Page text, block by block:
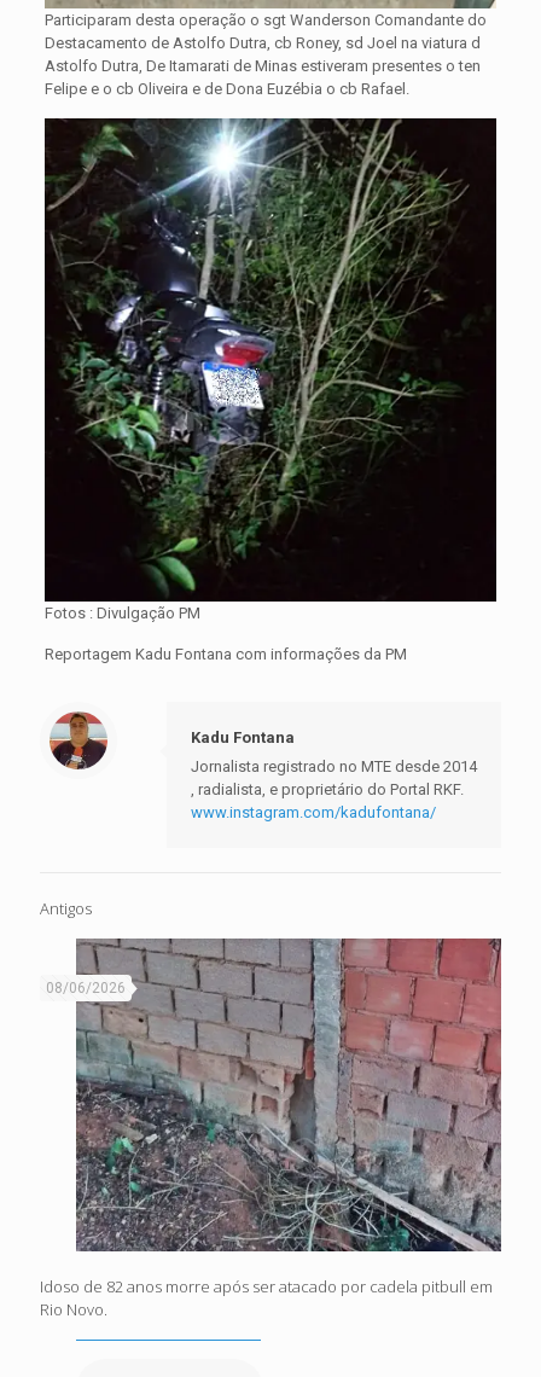
Participaram desta operação o sgt Wanderson Comandante do
Destacamento de Astolfo Dutra, cb Roney, sd Joel na viatura d
Astolfo Dutra, De Itamarati de Minas estiveram presentes o ten
Felipe e o cb Oliveira e de Dona Euzébia o cb Rafael.
Fotos : Divulgação PM
Reportagem Kadu Fontana com informações da PM
Kadu Fontana
Jornalista registrado no MTE desde 2014
, radialista, e proprietário do Portal RKF.
www.instagram.com/kadufontana/
Antigos
08/06/2026
Idoso de 82 anos morre após ser atacado por cadela pitbull em
Rio Novo.